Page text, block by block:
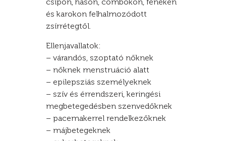
és karokon felhalmozódott
zsírrétegtől.
Ellenjavallatok:
– várandós, szoptató nőknek
– nőknek menstruáció alatt
– epilepsziás személyeknek
– szív és érrendszeri, keringési
megbetegedésben szenvedőknek
– pacemakerrel rendelkezőknek
– májbetegeknek